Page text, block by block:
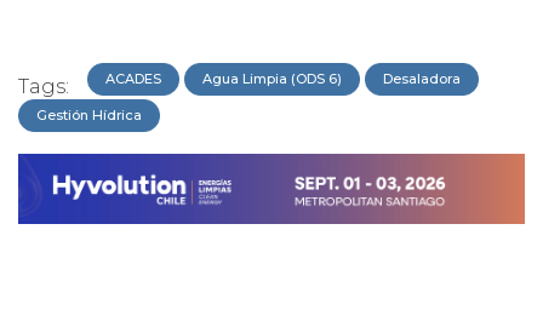
Tags: ACADES Agua Limpia (ODS 6) Desaladora
Gestión Hídrica